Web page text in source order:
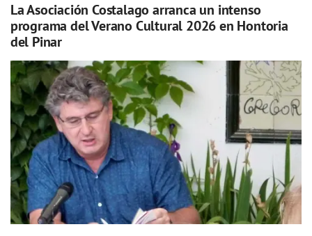
La Asociación Costalago arranca un intenso
programa del Verano Cultural 2026 en Hontoria
del Pinar